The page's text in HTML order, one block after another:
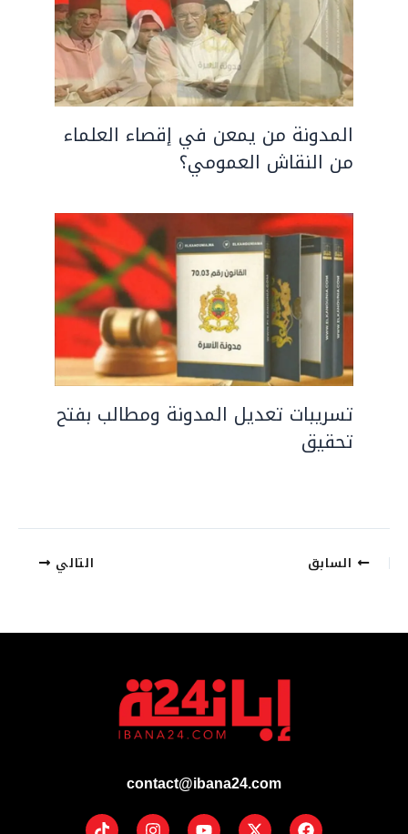
المدونة من يمعن في إقصاء العلماء
من النقاش العمومي؟
تسريبات تعديل المدونة ومطالب بفتح
تحقيق
السابق التالي
contact@ibana24.com
Facebook
X-
Youtube
Instagram
Tiktok